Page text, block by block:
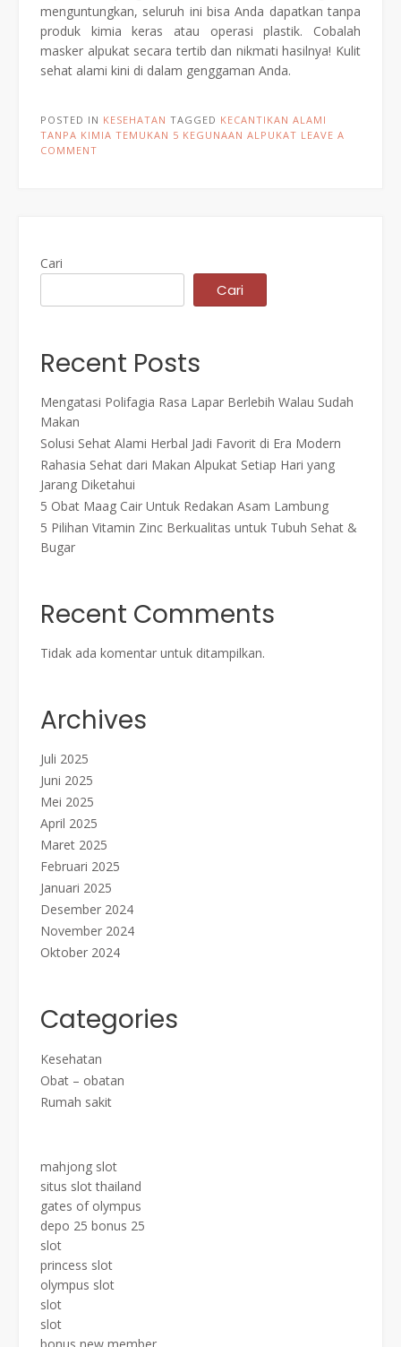
menguntungkan, seluruh ini bisa Anda dapatkan tanpa
produk kimia keras atau operasi plastik. Cobalah
masker alpukat secara tertib dan nikmati hasilnya! Kulit
sehat alami kini di dalam genggaman Anda.
POSTED IN KESEHATAN TAGGED KECANTIKAN ALAMI
TANPA KIMIA TEMUKAN 5 KEGUNAAN ALPUKAT LEAVE A
COMMENT
Cari
Cari
Recent Posts
Mengatasi Polifagia Rasa Lapar Berlebih Walau Sudah
Makan
Solusi Sehat Alami Herbal Jadi Favorit di Era Modern
Rahasia Sehat dari Makan Alpukat Setiap Hari yang
Jarang Diketahui
5 Obat Maag Cair Untuk Redakan Asam Lambung
5 Pilihan Vitamin Zinc Berkualitas untuk Tubuh Sehat &
Bugar
Recent Comments
Tidak ada komentar untuk ditampilkan.
Archives
Juli 2025
Juni 2025
Mei 2025
April 2025
Maret 2025
Februari 2025
Januari 2025
Desember 2024
November 2024
Oktober 2024
Categories
Kesehatan
Obat – obatan
Rumah sakit
mahjong slot
situs slot thailand
gates of olympus
depo 25 bonus 25
slot
princess slot
olympus slot
slot
slot
bonus new member